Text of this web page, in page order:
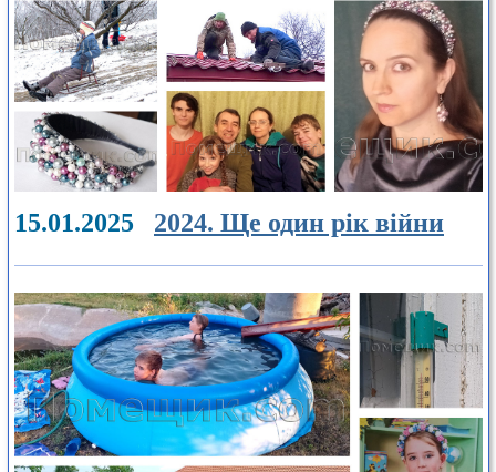
15.01.2025 2024. Ще один рік війни